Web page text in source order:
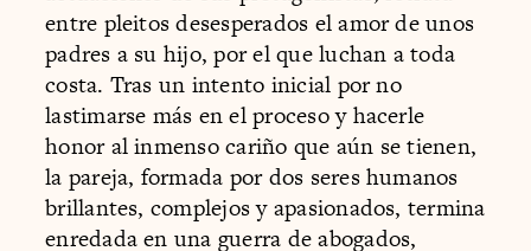
entre pleitos desesperados el amor de unos
padres a su hijo, por el que luchan a toda
costa. Tras un intento inicial por no
lastimarse más en el proceso y hacerle
honor al inmenso cariño que aún se tienen,
la pareja, formada por dos seres humanos
brillantes, complejos y apasionados, termina
enredada en una guerra de abogados,